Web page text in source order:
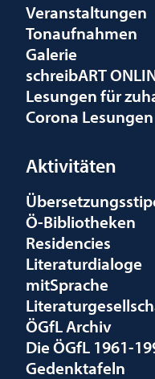
Veranstaltungen
Tonaufnahmen
Galerie
schreibART
Lesungen für
Corona Lesungen
Aktivitäten
Ö-Bibliotheken
Residencies
Literaturdialoge
mitSprache
ÖGfL Archiv
Die ÖGfL 1961-
Gedenktafeln